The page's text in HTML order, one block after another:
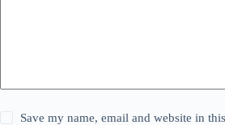
Save my name, email and website in